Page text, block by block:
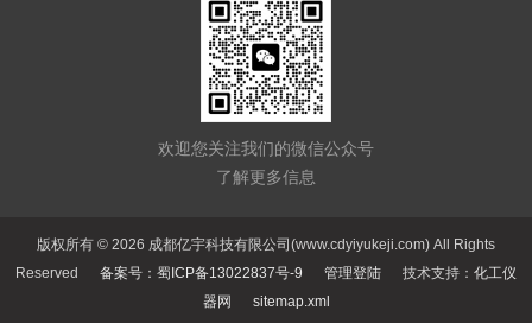
欢迎您关注我们的微信公众号
了解更多信息
版权所有 © 2026 成都亿宇科技有限公司(www.cdyiyukeji.com) All Rights
Reserved 备案号：蜀ICP备13022837号-9 管理登陆 技术支持： 化工仪
器网
sitemap.xml